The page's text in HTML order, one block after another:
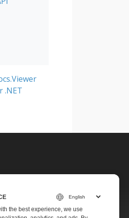
.NET
the best experience, we use